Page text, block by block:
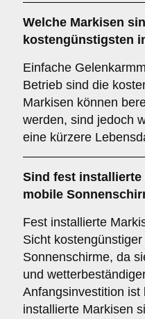
Welche Markisen
kostengünstigsten
Einfache
Betrieb sind die
Markisen können
werden, sind jedoch
eine kürzere
Sind fest
mobile
Fest installierte
Sicht
Sonnenschirme, da
und
Anfangsinvestition ist
installierte Markisen